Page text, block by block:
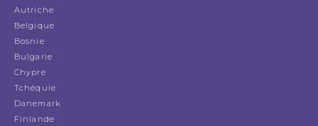
Autriche
Belgique
Bosnie
Bulgarie
Chypre
Tchéquie
Danemark
Finlande